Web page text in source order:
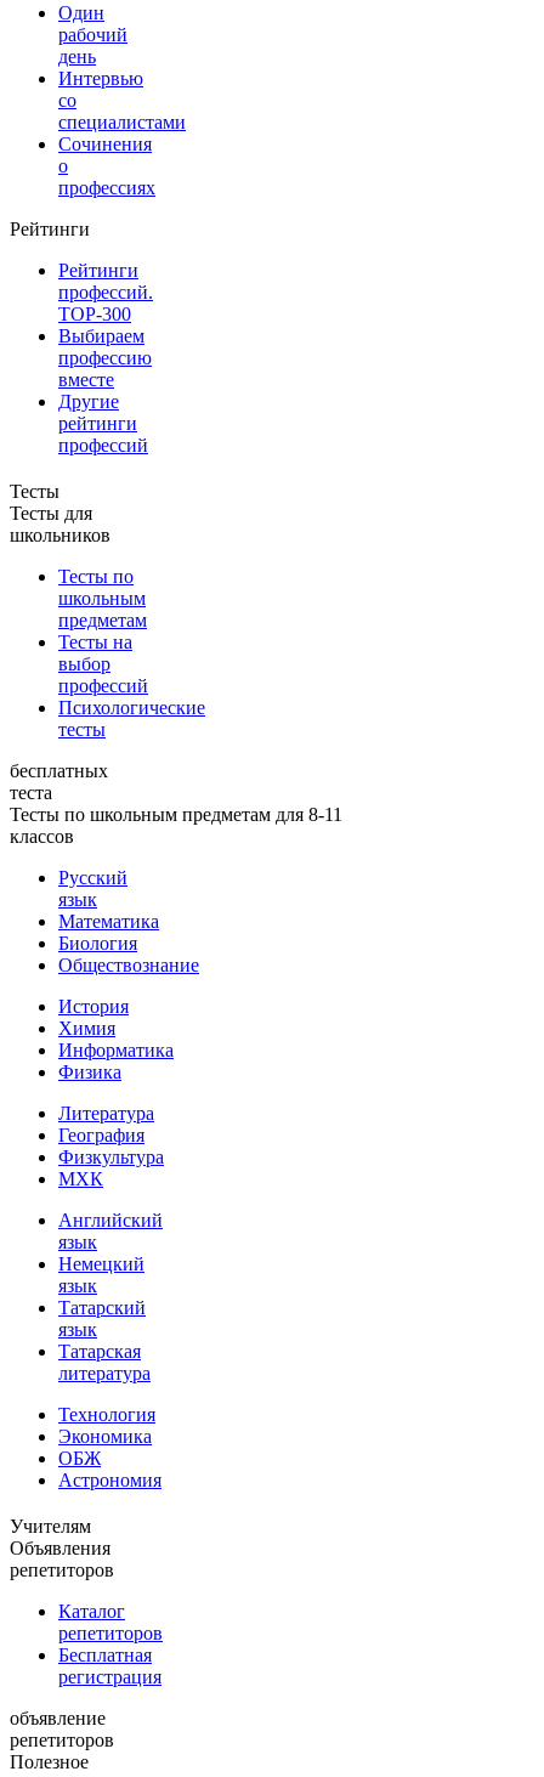
Один
рабочий
день
Интервью
со
специалистами
Сочинения
о
профессиях
Рейтинги
Рейтинги
профессий.
TOP-300
Выбираем
профессию
вместе
Другие
рейтинги
профессий
Тесты
Тесты для
школьников
Тесты по
школьным
предметам
Тесты на
выбор
профессий
Психологические
тесты
бесплатных
теста
Тесты по школьным предметам для 8-11
классов
Русский
язык
Математика
Биология
Обществознание
История
Химия
Информатика
Физика
Литература
География
Физкультура
МХК
Английский
язык
Немецкий
язык
Татарский
язык
Татарская
литература
Технология
Экономика
ОБЖ
Астрономия
Учителям
Объявления
репетиторов
Каталог
репетиторов
Бесплатная
регистрация
объявление
репетиторов
Полезное